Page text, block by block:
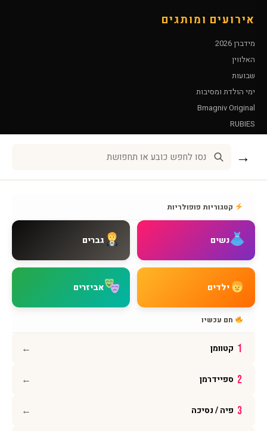
אירועים ומותגים
מידברן 2026
האלווין
שבועות
ימי הולדת ומסיבות
Bmagniv Original
RUBIES
צור קשר
שאלות נפוצות
מדיניות משלוחים
מדיניות החזרות
מדיניות פרטיות
פייסבוק
→
קטגוריות פופולריות
נשים גברים
ילדים אביזרים
חם עכשיו
1 קטוומן ←
2 ספיידרמן ←
3 פיה / נסיכה ←